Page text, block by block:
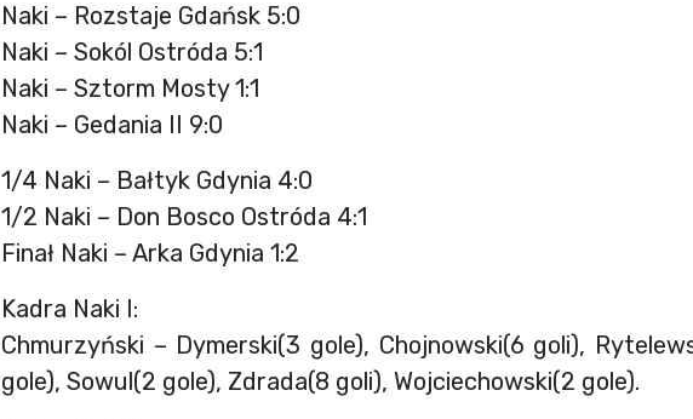
Naki – Rozstaje Gdańsk 5:0
Naki – Sokól Ostróda 5:1
Naki – Sztorm Mosty 1:1
Naki – Gedania II 9:0
1/4 Naki – Bałtyk Gdynia 4:0
1/2 Naki – Don Bosco Ostróda 4:1
Finał Naki – Arka Gdynia 1:2
Kadra Naki I:
Chmurzyński – Dymerski(3 gole), Chojnowski(6 goli),
gole), Sowul(2 gole), Zdrada(8 goli), Wojciechowski(2 gole).